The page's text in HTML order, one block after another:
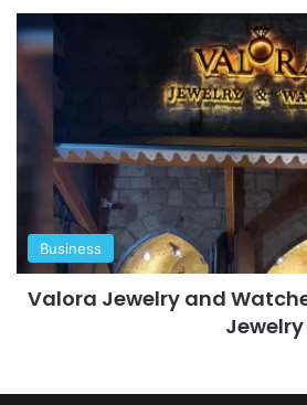
Business
Valora Jewelry and